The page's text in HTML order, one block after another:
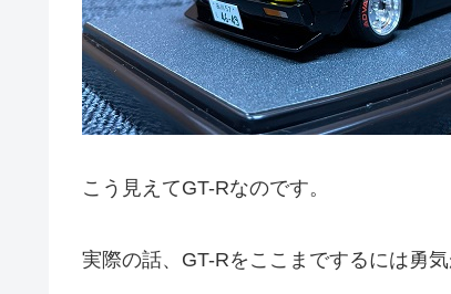
こう見えてGT-Rなのです。
実際の話、GT-Rをここまでするには勇